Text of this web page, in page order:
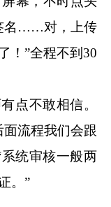
名……对，上传
！”全程不到30
不敢相信。
流程我们会跟
统审核一般两
。”